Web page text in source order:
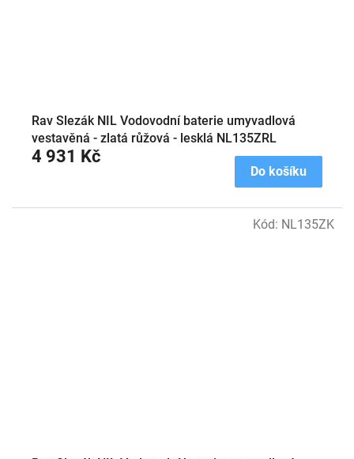
Rav Slezák NIL Vodovodní baterie umyvadlová
vestavěná - zlatá růžová - lesklá NL135ZRL
4 931 Kč
Do košíku
Kód: NL135ZK